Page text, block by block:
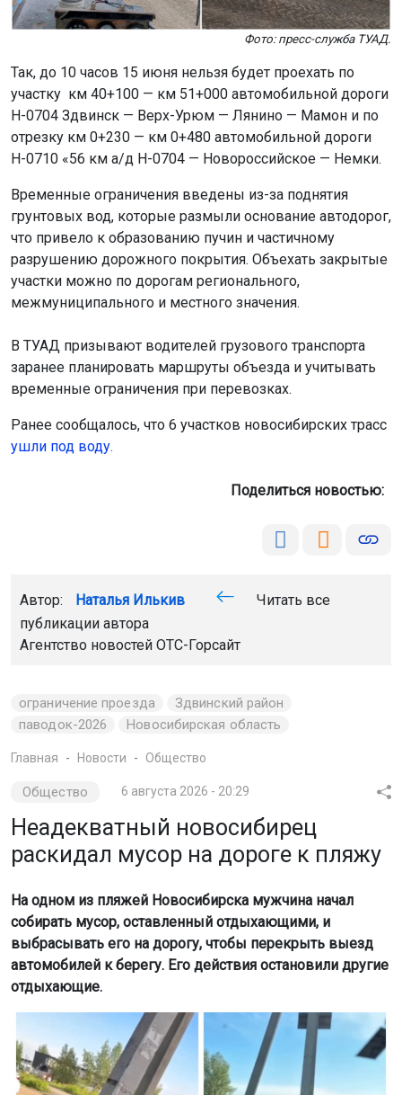
Фото: пресс-служба ТУАД.
Так, до 10 часов 15 июня нельзя будет проехать по
участку км 40+100 — км 51+000 автомобильной дороги
Н-0704 Здвинск — Верх-Урюм — Лянино — Мамон и по
отрезку км 0+230 — км 0+480 автомобильной дороги
Н-0710 «56 км а/д Н-0704 — Новороссийское — Немки.
Временные ограничения введены из-за поднятия
грунтовых вод, которые размыли основание автодорог,
что привело к образованию пучин и частичному
разрушению дорожного покрытия. Объехать закрытые
участки можно по дорогам регионального,
межмуниципального и местного значения.
В ТУАД призывают водителей грузового транспорта
заранее планировать маршруты объезда и учитывать
временные ограничения при перевозках.
Ранее сообщалось, что 6 участков новосибирских трасс
ушли под воду.
Поделиться новостью:
Автор: Наталья Илькив
Читать все
публикации автора
Агентство новостей ОТС-Горсайт
ограничение проезда
Здвинский район
паводок-2026
Новосибирская область
Главная Новости Общество
Общество 6 августа 2026 - 20:29
Неадекватный новосибирец
раскидал мусор на дороге к пляжу
На одном из пляжей Новосибирска мужчина начал
собирать мусор, оставленный отдыхающими, и
выбрасывать его на дорогу, чтобы перекрыть выезд
автомобилей к берегу. Его действия остановили другие
отдыхающие.